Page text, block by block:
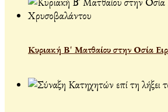
Κυριακή Β' Ματθαίου στην Οσία